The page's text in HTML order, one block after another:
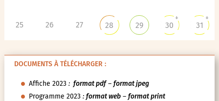
25 26 27 28 29 30
+
31
+
DOCUMENTS À TÉLÉCHARGER :
Affiche 2023: format pdf– format jpeg
Programme 2023 : format web– format print